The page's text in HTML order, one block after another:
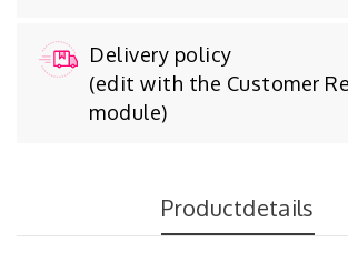
Delivery policy
(edit with the Customer
module)
Productdetails